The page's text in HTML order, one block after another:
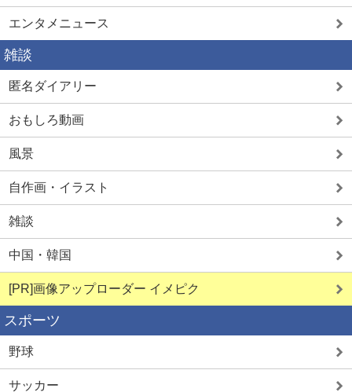
エンタメニュース
雑談
匿名ダイアリー
おもしろ動画
風景
自作画・イラスト
雑談
中国・韓国
[PR]画像アップローダー イメピク
スポーツ
野球
サッカー